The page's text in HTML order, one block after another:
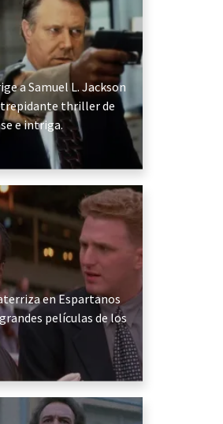
a Samuel L. Jackson
trepidante thriller de
e intriga.
en Espartanos
películas de los